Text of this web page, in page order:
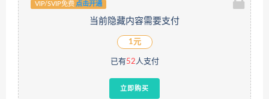
VIP/SVIP免费 点击开通
当前隐藏内容需要支付
1元
已有52人支付
立即购买